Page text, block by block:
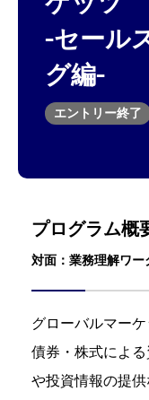
-セール
グ編-
エントリー終了
プログラム概
対面：業務理解ワー
グローバルマー
債券・株式によ
や投資情報の提供